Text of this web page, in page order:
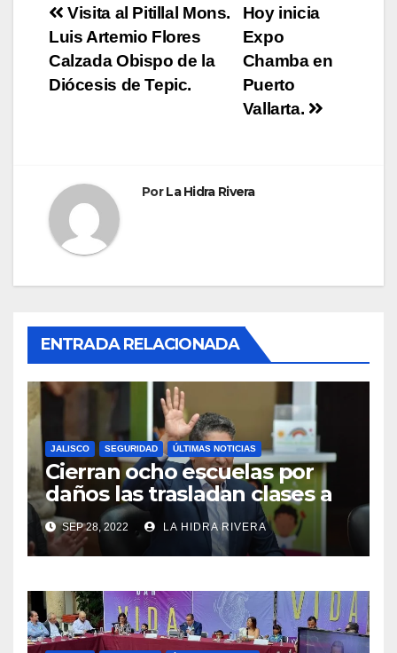
Navegación
de
entradas
Hoy inicia
Expo
Chamba en
Puerto
Vallarta.
Visita al Pitillal Mons.
Luis Artemio Flores
Calzada Obispo de la
Diócesis de Tepic.
PorLa Hidra Rivera
ENTRADA RELACIONADA
JALISCO SEGURIDAD ÚLTIMAS NOTICIAS
Cierran ocho escuelas por
daños las trasladan clases a
sedes alternas.
SEP 28, 2022 LA HIDRA RIVERA